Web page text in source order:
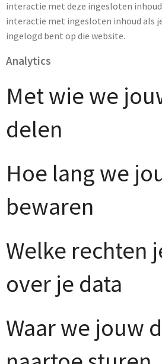
interactie met deze ingesloten
interactie met ingesloten inhoud als
ingelogd bent op die website.
Analytics
Met wie we
delen
Hoe lang we
bewaren
Welke rechten
over je data
Waar we jouw